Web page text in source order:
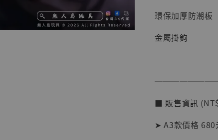
【店內
NT$ 1,870
環保加厚防潮板
金屬掛鉤
■ 販售資訊
➤ A3款價格 680